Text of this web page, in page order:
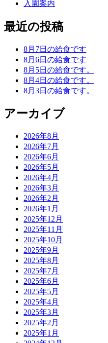
入園案内
最近の投稿
8月7日の給食です
8月6日の給食です
8月5日の給食です。
8月4日の給食です。
8月3日の給食です。
アーカイブ
2026年8月
2026年7月
2026年6月
2026年5月
2026年4月
2026年3月
2026年2月
2026年1月
2025年12月
2025年11月
2025年10月
2025年9月
2025年8月
2025年7月
2025年6月
2025年5月
2025年4月
2025年3月
2025年2月
2025年1月